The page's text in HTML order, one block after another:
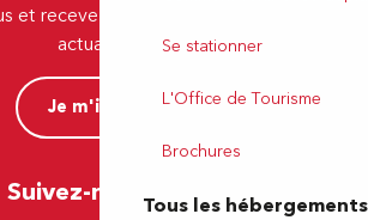
Se stationner
L'Office de Tourisme
Brochures
Tous les hébergements
et recevez par e-mail nos offres et
actualités.
Je m'inscris
Suivez-nous ici !